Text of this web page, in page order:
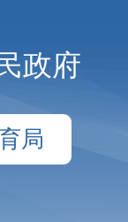
政府
局